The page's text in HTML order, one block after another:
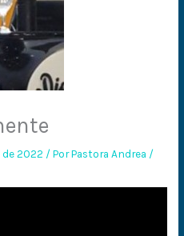
2022 / PorPastora Andrea /